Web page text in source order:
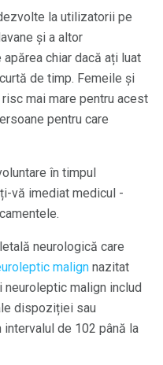
la utilizatorii pe
și a altor
chiar dacă ați luat
de timp. Femeile și
mai mare pentru acest
pentru care
în timpul
vă imediat medicul -
neurologică care
malign nazitat
neuroleptic malign includ
dispoziției sau
de 102 până la